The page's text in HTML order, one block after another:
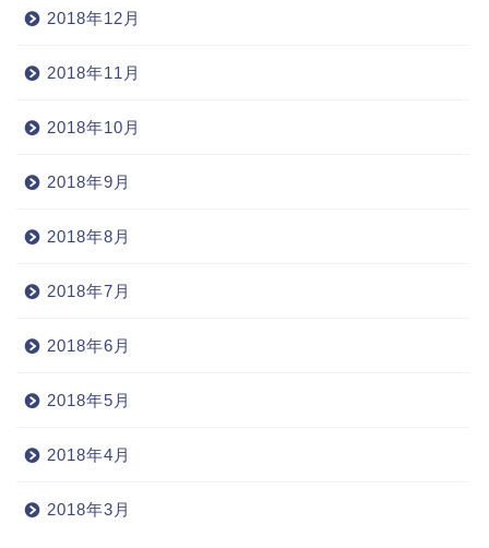
2018年12月
2018年11月
2018年10月
2018年9月
2018年8月
2018年7月
2018年6月
2018年5月
2018年4月
2018年3月